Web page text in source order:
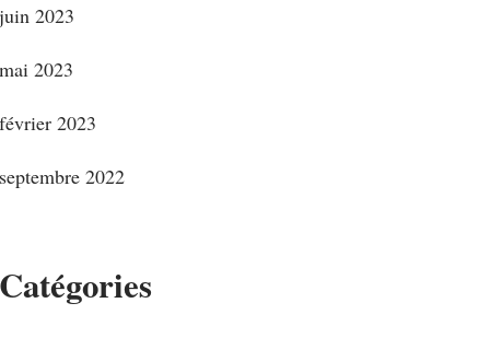
juin 2023
mai 2023
février 2023
septembre 2022
Catégories